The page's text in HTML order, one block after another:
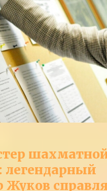
легендарный
Жуков